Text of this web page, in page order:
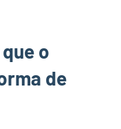
o
de